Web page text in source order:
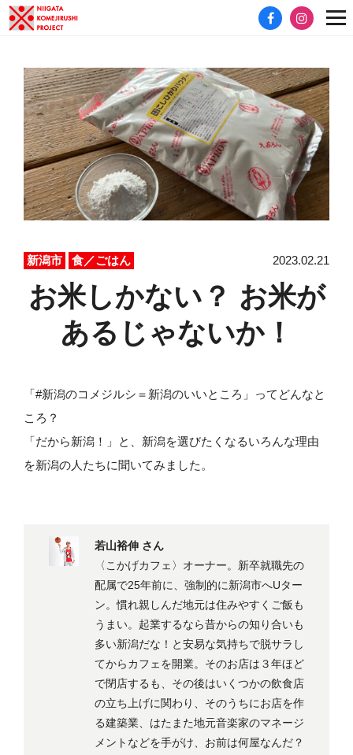
新潟市 食／ごはん 2023.02.21
お米しかない？ お米が
あるじゃないか！
「#新潟のコメジルシ＝新潟のいいところ」ってどんなと
ころ？
「だから新潟！」と、新潟を選びたくなるいろんな理由
を新潟の人たちに聞いてみました。
若山裕伸 さん
〈こかげカフェ〉オーナー。新卒就職先の
配属で25年前に、強制的に新潟市へUター
ン。慣れ親しんだ地元は住みやすくご飯も
うまい。起業するなら昔からの知り合いも
多い新潟だな！と安易な気持ちで脱サラし
てからカフェを開業。そのお店は３年ほど
で閉店するも、その後はいくつかの飲食店
の立ち上げに関わり、そのうちにお店を作
る建築業、はたまた地元音楽家のマネージ
メントなどを手がけ、お前は何屋なんだ？